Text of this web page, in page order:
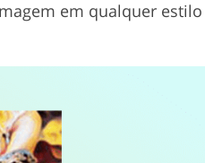
em qualquer estilo